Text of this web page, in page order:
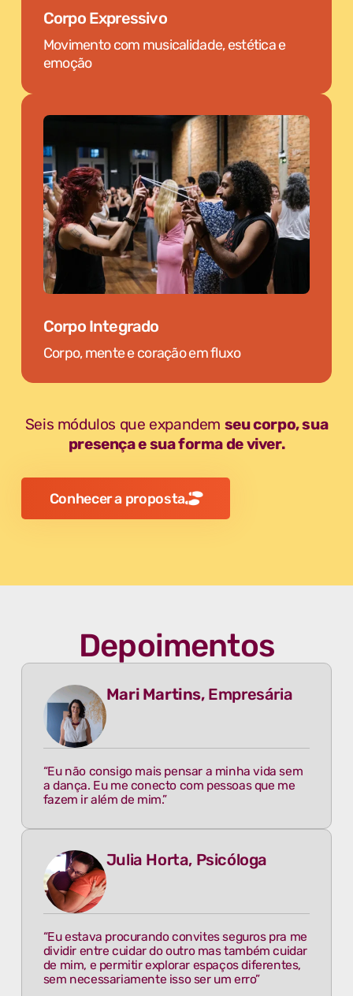
Corpo Expressivo
Movimento com musicalidade, estética e
emoção
Corpo Integrado
Corpo, mente e coração em fluxo
Seis módulos que expandem seu corpo, sua
presença e sua forma de viver.
Conhecer a proposta
Depoimentos
Mari Martins,Empresária
“Eu não consigo mais pensar a minha vida sem
a dança. Eu me conecto com pessoas que me
fazem ir além de mim.”
Julia Horta, Psicóloga
“Eu estava procurando convites seguros pra me
dividir entre cuidar do outro mas também cuidar
de mim, e permitir explorar espaços diferentes,
sem necessariamente isso ser um erro”